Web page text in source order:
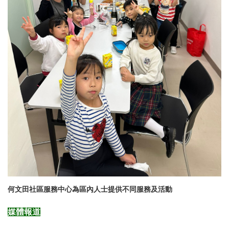
何文田社區服務中心為區內人士提供不同服務及活動
媒體報道